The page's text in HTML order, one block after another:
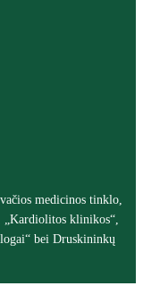
medicinos tinklo,
„Kardiolitos klinikos“,
bei Druskininkų